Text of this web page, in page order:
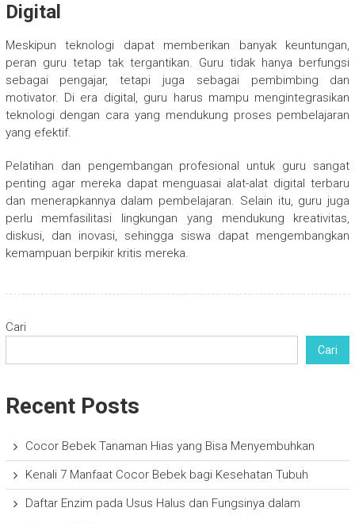
Digital
Meskipun teknologi dapat memberikan banyak keuntungan,
peran guru tetap tak tergantikan. Guru tidak hanya berfungsi
sebagai pengajar, tetapi juga sebagai pembimbing dan
motivator. Di era digital, guru harus mampu mengintegrasikan
teknologi dengan cara yang mendukung proses pembelajaran
yang efektif.
Pelatihan dan pengembangan profesional untuk guru sangat
penting agar mereka dapat menguasai alat-alat digital terbaru
dan menerapkannya dalam pembelajaran. Selain itu, guru juga
perlu memfasilitasi lingkungan yang mendukung kreativitas,
diskusi, dan inovasi, sehingga siswa dapat mengembangkan
kemampuan berpikir kritis mereka.
Cari
Cari
Recent Posts
Cocor Bebek Tanaman Hias yang Bisa Menyembuhkan
Kenali 7 Manfaat Cocor Bebek bagi Kesehatan Tubuh
Daftar Enzim pada Usus Halus dan Fungsinya dalam